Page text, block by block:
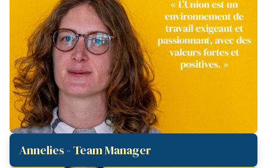
Annelies - Team Manager